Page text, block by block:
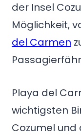
der Insel
Möglichkeit,
del Carmen
Playa del
wichtigsten
Cozumel